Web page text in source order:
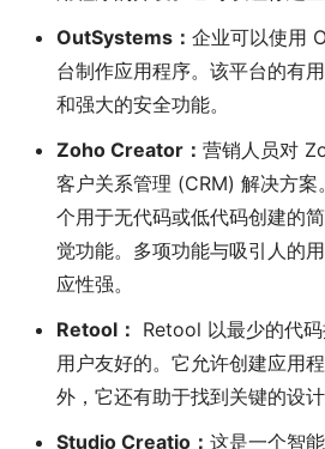
OutSystems： 企业可以使用
台制作应用程序。该平台的有
和强大的安全功能。
Zoho Creator： 营销人员对
客户关系管理 (CRM) 解决方
个用于无代码或低代码创建的
觉功能。多项功能与吸引人的
应性强。
Retool： Retool 以最少的代
用户友好的。它允许创建应用
外，它还有助于找到关键的设计
Studio Creatio： 这是一个智